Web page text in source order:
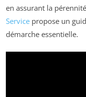
en assurant la
Service propose un
démarche essentielle.